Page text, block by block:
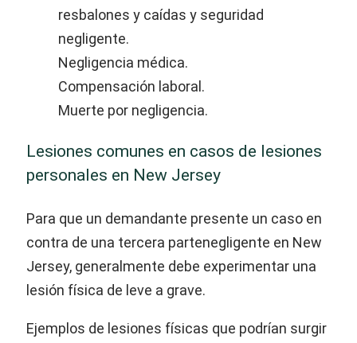
resbalones y caídas y seguridad
negligente.
Negligencia médica.
Compensación laboral.
Muerte por negligencia.
Lesiones comunes en casos de lesiones
personales en New Jersey
Para que un demandante presente un caso en
contra de una tercera partenegligente en New
Jersey, generalmente debe experimentar una
lesión física de leve a grave.
Ejemplos de lesiones físicas que podrían surgir